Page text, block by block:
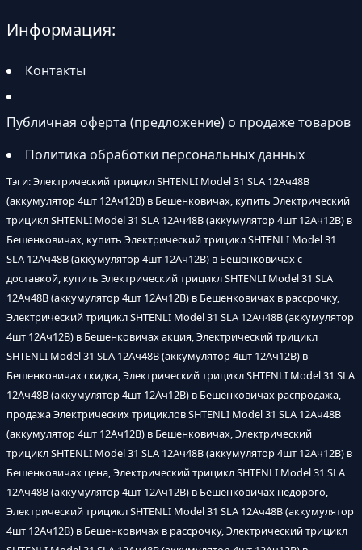
Информация:
Контакты
Публичная оферта (предложение) о продаже товаров
Политика обработки персональных данных
Тэги: Электрический трицикл SHTENLI Model 31 SLA 12Ач48В
(аккумулятор 4шт 12Ач12В) в Бешенковичах, купить Электрический
трицикл SHTENLI Model 31 SLA 12Ач48В (аккумулятор 4шт 12Ач12В) в
Бешенковичах, купить Электрический трицикл SHTENLI Model 31
SLA 12Ач48В (аккумулятор 4шт 12Ач12В) в Бешенковичах с
доставкой, купить Электрический трицикл SHTENLI Model 31 SLA
12Ач48В (аккумулятор 4шт 12Ач12В) в Бешенковичах в рассрочку,
Электрический трицикл SHTENLI Model 31 SLA 12Ач48В (аккумулятор
4шт 12Ач12В) в Бешенковичах акция, Электрический трицикл
SHTENLI Model 31 SLA 12Ач48В (аккумулятор 4шт 12Ач12В) в
Бешенковичах скидка, Электрический трицикл SHTENLI Model 31 SLA
12Ач48В (аккумулятор 4шт 12Ач12В) в Бешенковичах распродажа,
продажа Электрических трициклов SHTENLI Model 31 SLA 12Ач48В
(аккумулятор 4шт 12Ач12В) в Бешенковичах, Электрический
трицикл SHTENLI Model 31 SLA 12Ач48В (аккумулятор 4шт 12Ач12В) в
Бешенковичах цена, Электрический трицикл SHTENLI Model 31 SLA
12Ач48В (аккумулятор 4шт 12Ач12В) в Бешенковичах недорого,
Электрический трицикл SHTENLI Model 31 SLA 12Ач48В (аккумулятор
4шт 12Ач12В) в Бешенковичах в рассрочку, Электрический трицикл